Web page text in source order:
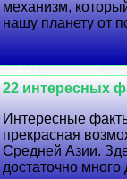
механизм,
нашу планету от
22 интересных
Интересные
прекрасная
Средней Азии.
достаточно много